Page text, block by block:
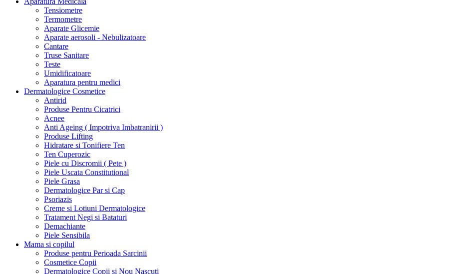
Tensiometre
Termometre
Aparate Glicemie
Aparate aerosoli - Nebulizatoare
Cantare
Truse Sanitare
Teste
Umidificatoare
Aparatura pentru medici
Dermatologice Cosmetice
Antirid
Produse Pentru Cicatrici
Acnee
Anti Ageing ( Impotriva Imbatranirii )
Produse Lifting
Hidratare si Tonifiere Ten
Ten Cuperozic
Piele cu Discromii ( Pete )
Piele Uscata Constitutional
Piele Grasa
Dermatologice Par si Cap
Psoriazis
Creme si Lotiuni Dermatologice
Tratament Negi si Bataturi
Demachiante
Piele Sensibila
Mama si copilul
Produse pentru Perioada Sarcinii
Cosmetice Copii
Dermatologice Copii si Nou Nascuti